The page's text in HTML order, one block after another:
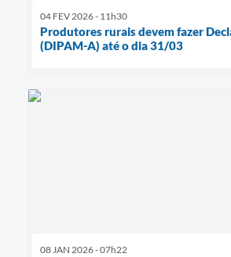
04 FEV 2026 - 11h30
Produtores rurais devem fazer
(DIPAM-A) até o dia 31/03
08 JAN 2026 - 07h22